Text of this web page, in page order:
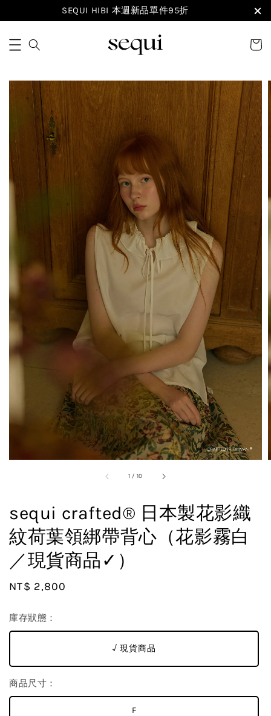
SEQUI HIBI 本週新品單件95折
1 / 10
sequi crafted® 日本製花影織
紋荷葉領綁帶背心（花影霧白
／現貨商品✓）
Regular
NT$ 2,800
庫存狀態：
√ 現貨商品
商品尺寸：
F